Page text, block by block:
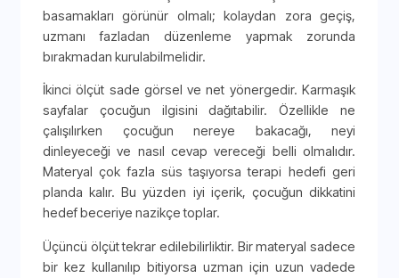
basamakları görünür olmalı; kolaydan zora geçiş,
uzmanı fazladan düzenleme yapmak zorunda
bırakmadan kurulabilmelidir.
İkinci ölçüt sade görsel ve net yönergedir. Karmaşık
sayfalar çocuğun ilgisini dağıtabilir. Özellikle ne
çalışılırken çocuğun nereye bakacağı, neyi
dinleyeceği ve nasıl cevap vereceği belli olmalıdır.
Materyal çok fazla süs taşıyorsa terapi hedefi geri
planda kalır. Bu yüzden iyi içerik, çocuğun dikkatini
hedef beceriye nazikçe toplar.
Üçüncü ölçüt tekrar edilebilirliktir. Bir materyal sadece
bir kez kullanılıp bitiyorsa uzman için uzun vadede